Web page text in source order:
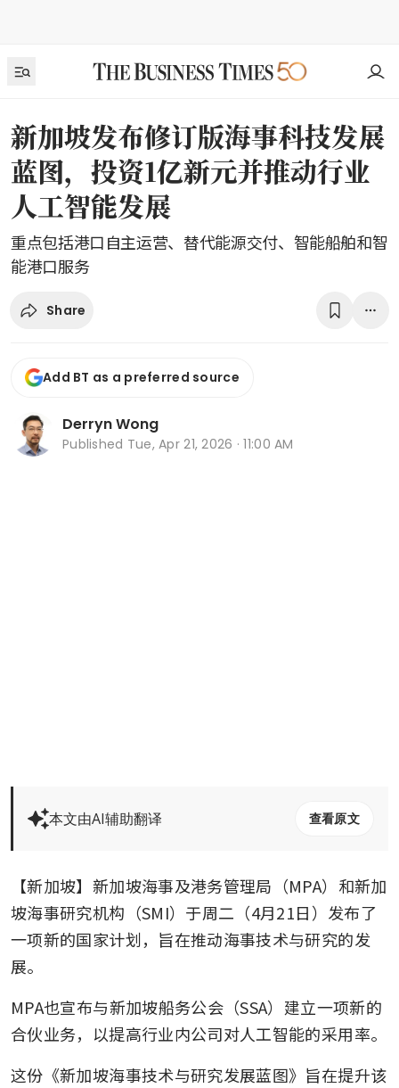
新加坡发布修订版海事科技发展
蓝图，投资1亿新元并推动行业
人工智能发展
重点包括港口自主运营、替代能源交付、智能船舶和智
能港口服务
Share
Add BT as a preferred source
Derryn Wong
Published Tue, Apr 21, 2026 · 11:00 AM
本文由AI辅助翻译 查看原文
【新加坡】新加坡海事及港务管理局（MPA）和新加
坡海事研究机构（SMI）于周二（4月21日）发布了
一项新的国家计划，旨在推动海事技术与研究的发
展。
MPA也宣布与新加坡船务公会（SSA）建立一项新的
合伙业务，以提高行业内公司对人工智能的采用率。
这份《新加坡海事技术与研究发展蓝图》旨在提升该